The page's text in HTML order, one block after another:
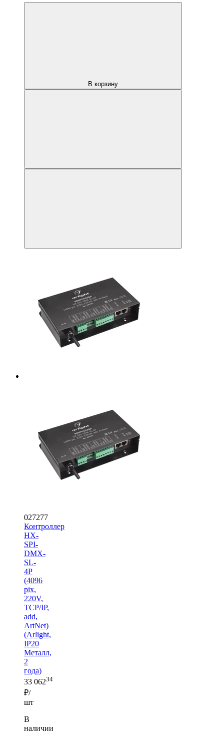
В корзину
027277
Контроллер
HX-
SPI-
DMX-
SL-
4P
(4096
pix,
220V,
TCP/IP,
add,
ArtNet)
(Arlight,
IP20
Металл,
2
года)
33 06234
₽/
шт
В
наличии